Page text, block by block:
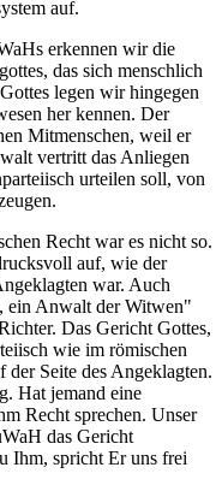
auf.
erkennen wir die
das sich menschlich
legen wir hingegen
her kennen. Der
Mitmenschen, weil er
vertritt das Anliegen
urteilen soll, von
Recht war es nicht so.
auf, wie der
war. Auch
ein Anwalt der Witwen"
Das Gericht Gottes,
wie im römischen
der Seite des Angeklagten.
Hat jemand eine
Recht sprechen. Unser
das Gericht
Ihm, spricht Er uns frei